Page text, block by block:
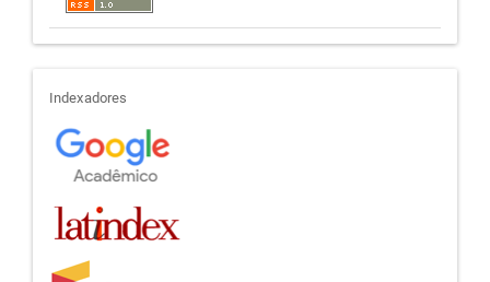
indexadores
Indexadores